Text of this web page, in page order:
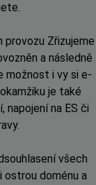
Zřizujeme
a následně
možnost i vy si e-
je také
na ES či
všech
ostrou doménu a